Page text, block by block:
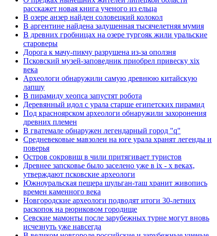
расскажет новая книга ученого из ельца
В озере анзер найден соловецкий колокол
В аргентине найдена задушенная тысячелетняя мумия
В древних гробницах на озере тургояк жили уральские
староверы
Дорога к мачу-пикчу разрушена из-за оползня
Псковский музей-заповедник приобрел привеску xix
века
Археологи обнаружили самую древнюю китайскую
лапшу
В пирамиду хеопса запустят робота
Деревянный идол с урала старше египетских пирамид
Под красноярском археологи обнаружили захоронения
древних племен
В гватемале обнаружен легендарный город "q"
Средневековые мавзолеи на юге урала хранят легенды и
поверья
Остров сокровищ в чили притягивает туристов
Древнее запсковье было заселено уже в ix - x веках,
утверждают псковские археологи
Южноуральская пещера шульган-таш хранит живопись
времен каменного века
Новгородские археологи подводят итоги 30-летних
раскопок на рюриковом городище
Севские мамонты после зарубежных турне могут вновь
исчезнуть уже навсегда